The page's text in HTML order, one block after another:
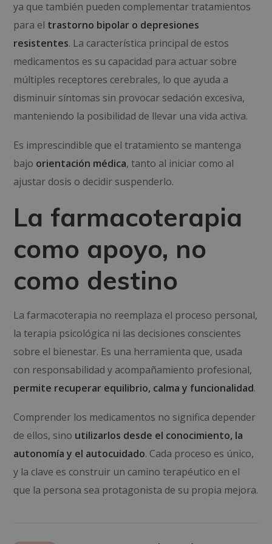
ya que también pueden complementar tratamientos
para el trastorno bipolar o depresiones
resistentes. La característica principal de estos
medicamentos es su capacidad para actuar sobre
múltiples receptores cerebrales, lo que ayuda a
disminuir síntomas sin provocar sedación excesiva,
manteniendo la posibilidad de llevar una vida activa.
Es imprescindible que el tratamiento se mantenga
bajo orientación médica, tanto al iniciar como al
ajustar dosis o decidir suspenderlo.
La farmacoterapia
como apoyo, no
como destino
La farmacoterapia no reemplaza el proceso personal,
la terapia psicológica ni las decisiones conscientes
sobre el bienestar. Es una herramienta que, usada
con responsabilidad y acompañamiento profesional,
permite recuperar equilibrio, calma y funcionalidad.
Comprender los medicamentos no significa depender
de ellos, sino utilizarlos desde el conocimiento, la
autonomía y el autocuidado. Cada proceso es único,
y la clave es construir un camino terapéutico en el
que la persona sea protagonista de su propia mejora.